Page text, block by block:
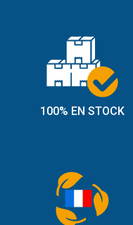
100% EN STOCK